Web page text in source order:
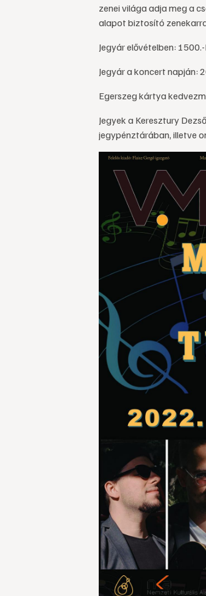
zenei világa adja meg a
alapot biztosító
Jegyár elővételben:
Jegyár a koncert napján:
Egerszeg kártya
Jegyek a Keresztury
jegypénztárában, illetve